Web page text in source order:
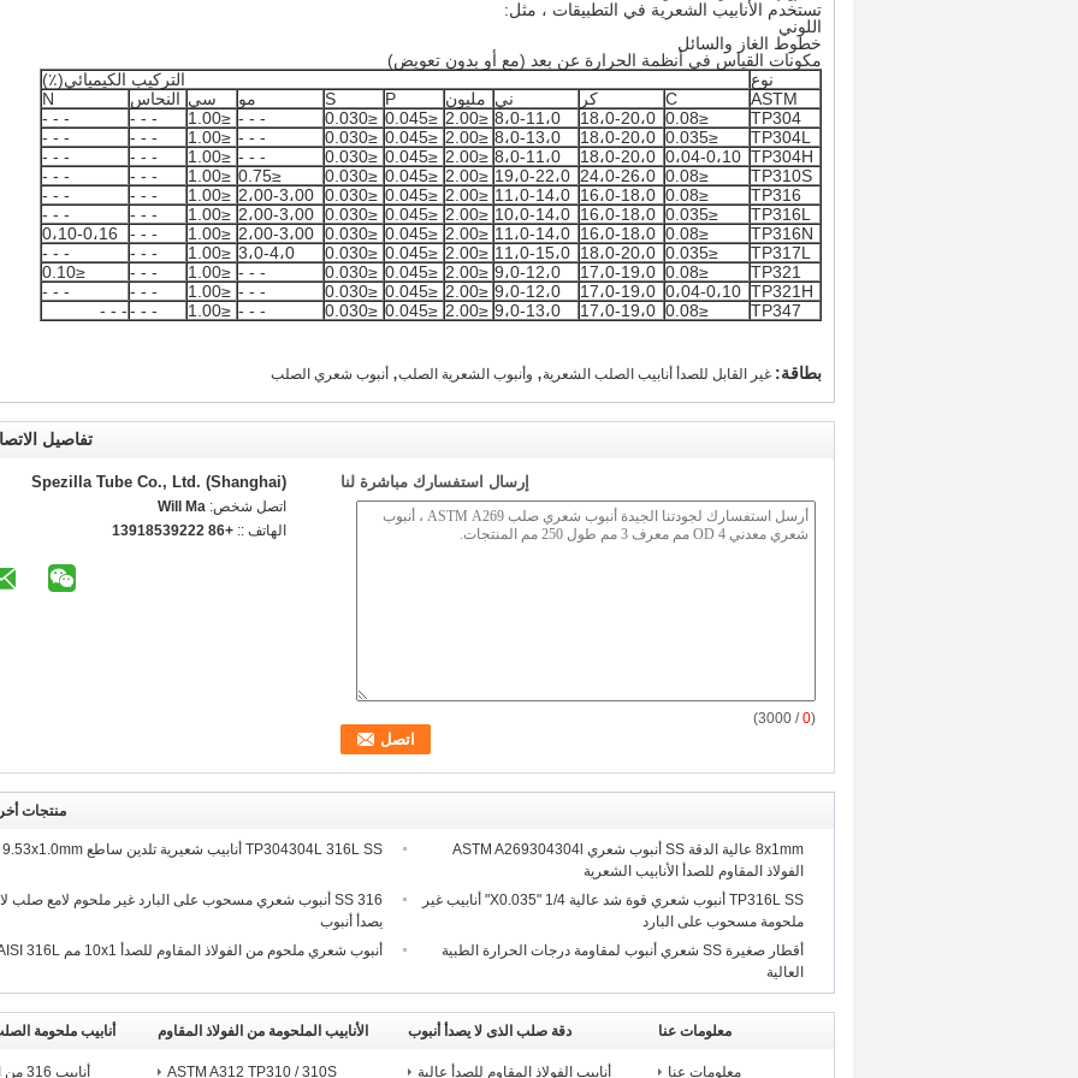
تستخدم الأنابيب الشعرية في التطبيقات ، مثل:
اللوني
خطوط الغاز والسائل
مكونات القياس في أنظمة الحرارة عن بعد (مع أو بدون تعويض)
نوع
التركيب الكيميائي(٪)
ASTM
C كر ني مليون P
S مو سي النحاس
N
TP304
≤0.08 18،0-20،0 8،0-11،0 ≤2.00
≤0.045
≤0.030
- - -
≤1.00
- - -
- - -
TP304L
≤0.035 18،0-20،0 8،0-13،0 ≤2.00
≤0.045
≤0.030
- - -
≤1.00
- - -
- - -
TP304H 0،04-0،10 18،0-20،0 8،0-11،0 ≤2.00
≤0.045
≤0.030
- - -
≤1.00
- - -
- - -
TP310S
≤0.08 24،0-26،0 19،0-22،0 ≤2.00
≤0.045
≤0.030
≤0.75
≤1.00
- - -
- - -
TP316
≤0.08 16،0-18،0 11،0-14،0 ≤2.00
≤0.045
≤0.030 2،00-3،00 ≤1.00
- - -
- - -
TP316L
≤0.035 16،0-18،0 10،0-14،0 ≤2.00
≤0.045
≤0.030 2،00-3،00 ≤1.00
- - -
- - -
TP316N
≤0.08 16،0-18،0 11،0-14،0 ≤2.00
≤0.045
≤0.030 2،00-3،00 ≤1.00
- - -
0،10-0،16
TP317L
≤0.035 18،0-20،0 11،0-15،0 ≤2.00
≤0.045
≤0.030 3،0-4،0 ≤1.00
- - -
- - -
TP321
≤0.08 17،0-19،0 9،0-12،0 ≤2.00
≤0.045
≤0.030
- - -
≤1.00
- - -
≤0.10
TP321H 0،04-0،10 17،0-19،0 9،0-12،0 ≤2.00
≤0.045
≤0.030
- - -
≤1.00
- - -
- - -
TP347
≤0.08 17،0-19،0 9،0-13،0 ≤2.00
≤0.045
≤0.030
- - -
≤1.00
- - -
- - -
بطاقة: غير القابل للصدأ أنابيب الصلب الشعرية, وأنبوب الشعرية الصلب, أنبوب شعري الصلب
تفاصيل
Spezilla Tube Co., Ltd. (Shanghai)
اتصل شخص: Will Ma
الهاتف :: +86 13918539222
إرسال استفسارك مباشرة لنا
(
0
/ 3000)
منتجات
TP304304L 316L SS أنابيب شعيرية تلدين ساطع 9.53x1.0mm
8x1mm عالية الدقة SS أنبوب شعري ASTM A269304304l
الفولاذ المقاوم للصدأ الأنابيب الشعرية
316 SS أنبوب شعري مسحوب على البارد غير ملحوم لامع صلب لا
يصدأ أنبوب
TP316L SS أنبوب شعري قوة شد عالية 1/4 "X0.035" أنابيب غير
ملحومة مسحوب على البارد
أنبوب شعري ملحوم من الفولاذ المقاوم للصدأ 10x1 مم AISI 316L
أقطار صغيرة SS شعري أنبوب لمقاومة درجات الحرارة الطبية
العالية
معلومات عنا
معلومات عنا
دقة صلب الذى لا يصدأ أنبوب
أنابيب الفولاذ المقاوم للصدأ عالية
الأنابيب الملحومة من الفولاذ المقاوم
للصدأ
ASTM A312 TP310 / 310S
أنابيب ملحومة